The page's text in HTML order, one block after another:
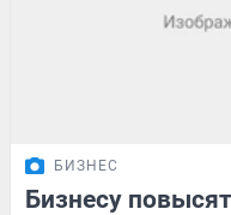
БИЗНЕС
Бизнесу